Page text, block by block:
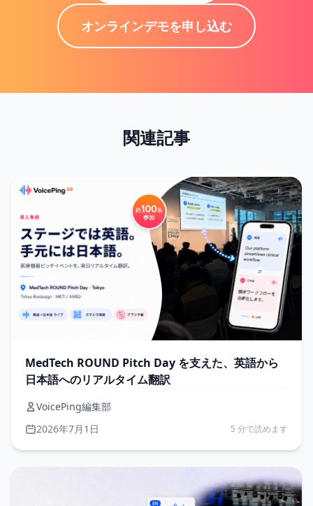
オンラインデモを申し込む
関連記事
MedTech ROUND Pitch Day を支えた、英語から
日本語へのリアルタイム翻訳
VoicePing編集部
2026年7月1日
5 分で読めます